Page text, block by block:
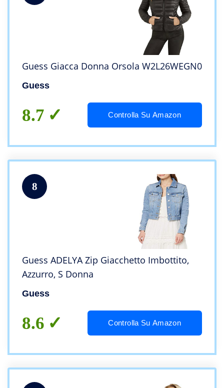
Guess Giacca Donna Orsola W2L26WEGN0
Guess
8.7 Controlla Su Amazon
8
Guess ADELYA Zip Giacchetto Imbottito,
Azzurro, S Donna
Guess
8.6 Controlla Su Amazon